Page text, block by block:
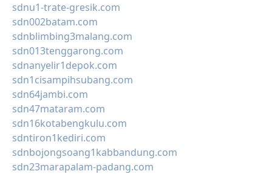
sdnu1-trate-gresik.com
sdn002batam.com
sdnblimbing3malang.com
sdn013tenggarong.com
sdnanyelir1depok.com
sdn1cisampihsubang.com
sdn64jambi.com
sdn47mataram.com
sdn16kotabengkulu.com
sdntiron1kediri.com
sdnbojongsoang1kabbandung.com
sdn23marapalam-padang.com